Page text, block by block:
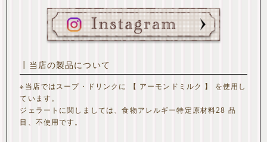
┃当店の製品について
※当店ではスープ・ドリンクに 【 アーモンドミルク 】 を使用し
ています。
ジェラートに関しましては、食物アレルギー特定原材料28 品
目、不使用です。